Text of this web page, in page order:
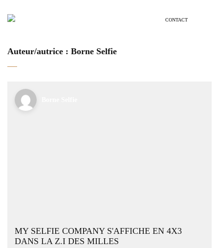
CONTACT
Auteur/autrice : Borne Selfie
MY SELFIE COMPANY S'AFFICHE EN 4X3
DANS LA Z.I DES MILLES